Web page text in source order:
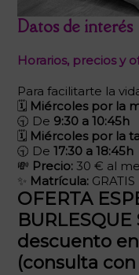
Datos de interés
Horarios, precios y
Para facilitarte la
🗓 Miércoles por la
🕤 De 9:30 a 10:45h
🗓 Miércoles por la
🕤 De 17:30 a 18:45h
💸 Precio: 30 € al
✨ Matrícula: GRATIS
OFERTA
descuento
(consulta